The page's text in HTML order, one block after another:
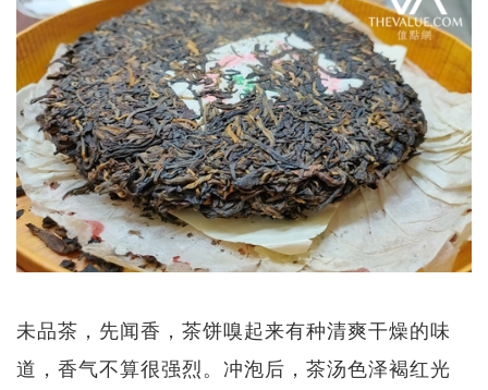
未品茶，先闻香，茶饼嗅起来有种清爽干燥的味
道，香气不算很强烈。冲泡后，茶汤色泽褐红光